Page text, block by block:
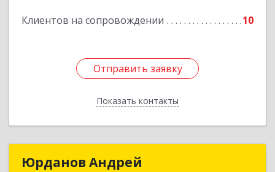
Клиентов на сопровождении 10
Отправить заявку
Показать контакты
Подробнее
Отправить заявку
Назад
Юрданов АндрейЮрданов Андрей